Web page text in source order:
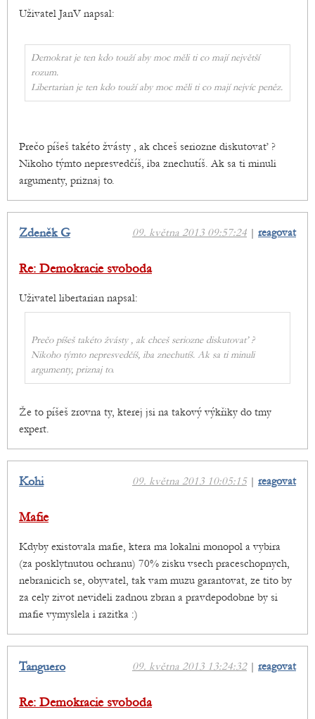
Uživatel JanV napsal:
Demokrat je ten kdo touží aby moc měli ti co mají největší
rozum.
Libertarian je ten kdo touží aby moc měli ti co mají nejvíc peněz.
Prečo píšeš takéto žvásty , ak chceš seriozne diskutovať ?
Nikoho týmto nepresvedčíš, iba znechutíš. Ak sa ti minuli
argumenty, priznaj to.
09. května 2013 09:57:24 | reagovat
Zdeněk G
Re: Demokracie svoboda
Uživatel libertarian napsal:
Prečo píšeš takéto žvásty , ak chceš seriozne diskutovať ?
Nikoho týmto nepresvedčíš, iba znechutíš. Ak sa ti minuli
argumenty, priznaj to.
Že to píšeš zrovna ty, kterej jsi na takový výkřiky do tmy
expert.
09. května 2013 10:05:15| reagovat
Kohi
Mafie
Kdyby existovala mafie, ktera ma lokalni monopol a vybira
(za posklytnutou ochranu) 70% zisku vsech praceschopnych,
nebranicich se, obyvatel, tak vam muzu garantovat, ze tito by
za cely zivot nevideli zadnou zbran a pravdepodobne by si
mafie vymyslela i razitka :)
09. května 2013 13:24:32| reagovat
Tanguero
Re: Demokracie svoboda